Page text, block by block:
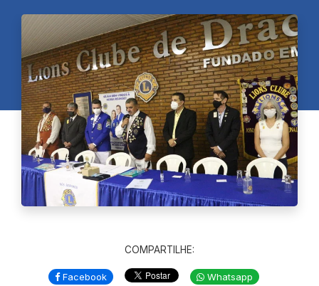
COMPARTILHE:
Facebook Whatsapp